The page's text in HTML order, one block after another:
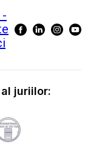
juriilor: